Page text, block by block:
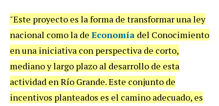
"Este proyecto es la forma de transformar una ley
nacional como la de Economía del Conocimiento
en una iniciativa con perspectiva de corto,
mediano y largo plazo al desarrollo de esta
actividad en Río Grande. Este conjunto de
incentivos planteados es el camino adecuado, es